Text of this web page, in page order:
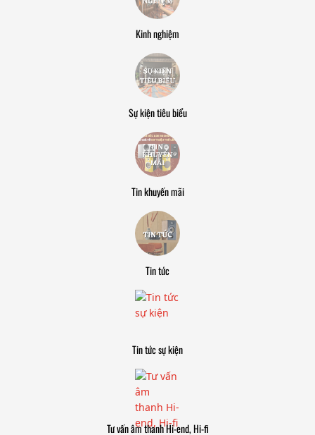
Kinh nghiệm
Sự kiện tiêu biểu
Tin khuyến mãi
Tin tức
Tin tức sự kiện
Tư vấn âm thanh Hi-end, Hi-fi